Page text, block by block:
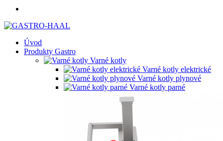
Úvod
Produkty Gastro
Varné kotly
Varné kotly elektrické
Varné kotly plynové
Varné kotly parné